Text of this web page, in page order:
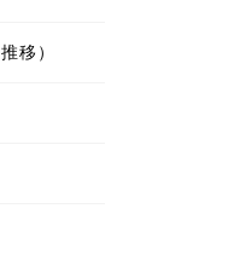
移）